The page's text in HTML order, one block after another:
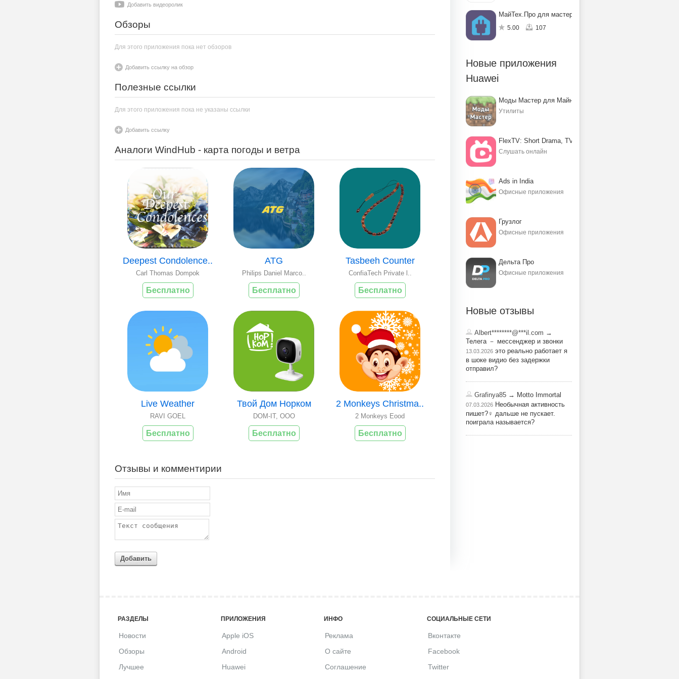
Добавить видеоролик
Обзоры
Для этого приложения пока нет обзоров
Добавить ссылку на обзор
Полезные ссылки
Для этого приложения пока не указаны ссылки
Добавить ссылку
Аналоги WindHub - карта погоды и ветра
Deepest Condolence..
Carl Thomas Dompok
Бесплатно
ATG
Philips Daniel Marco..
Бесплатно
Tasbeeh Counter
ConfiaTech Private l..
Бесплатно
Live Weather
RAVI GOEL
Бесплатно
Твой Дом Норком
DOM-IT, OOO
Бесплатно
2 Monkeys Christma..
2 Monkeys Eood
Бесплатно
Отзывы и комментирии
Добавить
МайТех.Про для мастеров
5.00 107
Новые приложения
Huawei
Моды Мастер для Майнкрафт ПЕ
Утилиты
FlexTV: Short Drama, TV, Reels
Слушать онлайн
Ads in India
Офисные приложения
Грузлог
Офисные приложения
Дельта Про
Офисные приложения
Новые отзывы
Albert********@***il.com →
Телега － мессенджер и звонки
13.03.2026 это реально работает я
в шоке видио без задержки
отправил?
Grafinya85 → Motto Immortal
07.03.2026 Необычная активность
пишет?‍♀️ дальше не пускает.
поиграла называется?
РАЗДЕЛЫ
Новости
Обзоры
Лучшее
ПРИЛОЖЕНИЯ
Apple iOS
Android
Huawei
ИНФО
Реклама
О сайте
Соглашение
СОЦИАЛЬНЫЕ СЕТИ
Вконтакте
Facebook
Twitter